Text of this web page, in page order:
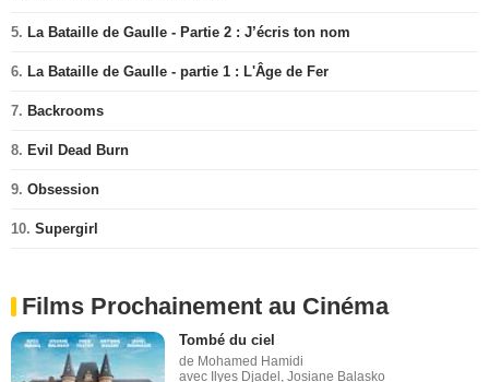
5. La Bataille de Gaulle - Partie 2 : J’écris ton nom
6. La Bataille de Gaulle - partie 1 : L'Âge de Fer
7. Backrooms
8. Evil Dead Burn
9. Obsession
10. Supergirl
Films Prochainement au Cinéma
Tombé du ciel
de Mohamed Hamidi
avec Ilyes Djadel, Josiane Balasko